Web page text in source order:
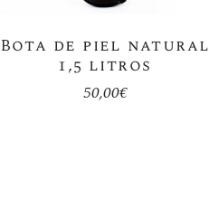
Bota de piel natural
1,5 litros
50,00€